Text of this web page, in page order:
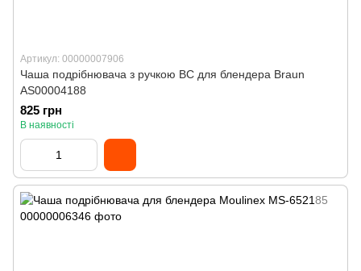
Артикул: 00000007906
Чаша подрібнювача з ручкою BC для блендера Braun
AS00004188
825 грн
В наявності